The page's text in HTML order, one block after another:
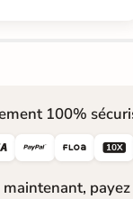
100%
  
maintenant,